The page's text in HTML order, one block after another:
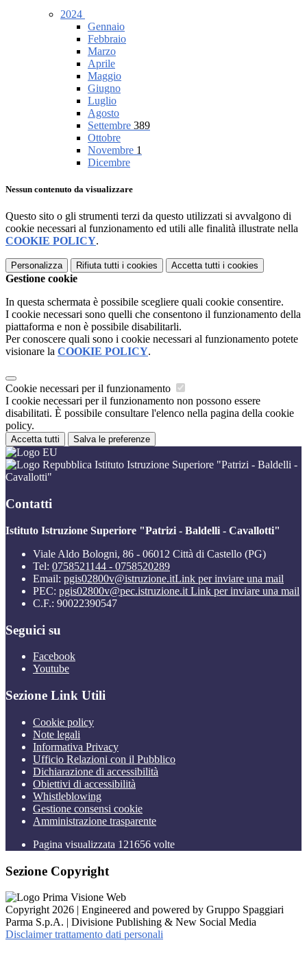
2024
Gennaio
Febbraio
Marzo
Aprile
Maggio
Giugno
Luglio
Agosto
Settembre 389
Ottobre
Novembre 1
Dicembre
Nessun contenuto da visualizzare
Questo sito o gli strumenti terzi da questo utilizzati si avvalgono di
cookie necessari al funzionamento ed utili alle finalità illustrate nella
COOKIE POLICY.
Personalizza Rifiuta tutti i cookies Accetta tutti i cookies
Gestione cookie
In questa schermata è possibile scegliere quali cookie consentire.
I cookie necessari sono quelli che consentono il funzionamento della
piattaforma e non è possibile disabilitarli.
Per conoscere quali sono i cookie necessari al funzionamento potete
visionare la COOKIE POLICY.
Cookie necessari per il funzionamento
I cookie necessari per il funzionamento non possono essere
disabilitati. È possibile consultare l'elenco nella pagina della cookie
policy.
Accetta tutti Salva le preferenze
Istituto Istruzione Superiore "Patrizi - Baldelli -
Cavallotti"
Contatti
Istituto Istruzione Superiore "Patrizi - Baldelli - Cavallotti"
Viale Aldo Bologni, 86 - 06012 Città di Castello (PG)
Tel: 0758521144 - 0758520289
Email: pgis02800v@istruzione.itLink per inviare una mail
PEC: pgis02800v@pec.istruzione.it Link per inviare una mail
C.F.: 90022390547
Seguici su
Facebook
Youtube
Sezione Link Utili
Cookie policy
Note legali
Informativa Privacy
Ufficio Relazioni con il Pubblico
Dichiarazione di accessibilità
Obiettivi di accessibilità
Whistleblowing
Gestione consensi cookie
Amministrazione trasparente
Pagina visualizzata 121656 volte
Sezione Copyright
Copyright 2026 | Engineered and powered by Gruppo Spaggiari
Parma S.p.A. | Divisione Publishing & New Social Media
Disclaimer trattamento dati personali